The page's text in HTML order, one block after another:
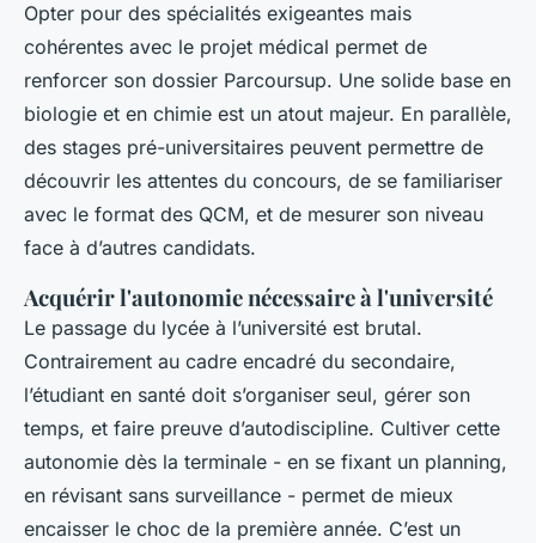
Opter pour des spécialités exigeantes mais
cohérentes avec le projet médical permet de
renforcer son dossier Parcoursup. Une solide base en
biologie et en chimie est un atout majeur. En parallèle,
des stages pré-universitaires peuvent permettre de
découvrir les attentes du concours, de se familiariser
avec le format des QCM, et de mesurer son niveau
face à d’autres candidats.
Acquérir l'autonomie nécessaire à l'université
Le passage du lycée à l’université est brutal.
Contrairement au cadre encadré du secondaire,
l’étudiant en santé doit s’organiser seul, gérer son
temps, et faire preuve d’autodiscipline. Cultiver cette
autonomie dès la terminale - en se fixant un planning,
en révisant sans surveillance - permet de mieux
encaisser le choc de la première année. C’est un